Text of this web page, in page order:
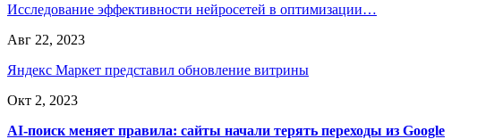
Исследование эффективности нейросетей в оптимизации…
Авг 22, 2023
Яндекс Маркет представил обновление витрины
Окт 2, 2023
AI-поиск меняет правила: сайты начали терять переходы из Google